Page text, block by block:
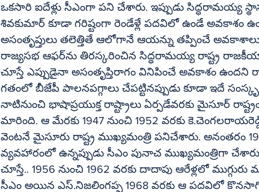
ఒకసారి ఐదేళ్లు సీఎంగా పని చేశారు. ఇప్పుడు సిద్ధరామయ్య
శివకుమార్ కూడా గరిష్టంగా రెండేళ్లే పదవిలో ఉండే అవకాశం
అసంతృప్తులు తలెత్తితే ఆలోగానే ఆయన్ను తప్పించే
రాజ్యసభ ఆఫర్‌ను తిరస్కరించిన సిద్ధరామయ్య రాష్ట్ర రాజకీయాలకే పరిమితం అవుతానని స్పష్టం చేయడం
చూస్తే ఎప్పుడైనా అసంతృప్తిరాగం వినిపించే అవకాశం ఉందని రాష్ట్ర కాంగ్రెస్‌వర్గాలు
గతంలో బీజేపీ పాలనపగ్గాలు చేపట్టినప్పుడు కూడా ఇదే
నాటినుంచి భాషాప్రయుక్త రాష్ట్రాలు ఏర్పడేవరకు మైసూర్
మారింది. ఆ మేరకు 1947 నుంచి 1952 వరకు
వెంటనే మైసూరు రాష్ట్ర ముఖ్యమంత్రి పనిచేశారు. అనంతరం
వ్యవహారంలో ఉన్నప్పుడు సీఎం పునాచ ముఖ్యమంత్రిగా
చూస్తే.. 1956 నుంచి 1962 వరకు దాదాపు ఆరేళ్లలో
సీఎం అయిన ఎస్.నిజలింగప్ప 1968 వరకు ఆ పదవిలో కొనసాగి